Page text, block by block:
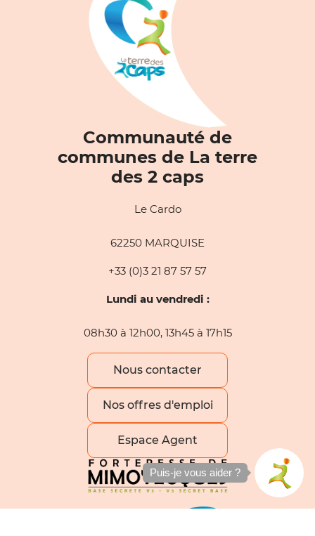
Communauté de
communes de La terre
des 2 caps
Le Cardo
62250 MARQUISE
+33 (0)3 21 87 57 57
Lundi au vendredi :
08h30 à 12h00, 13h45 à 17h15
Nous contacter
Nos offres d'emploi
Espace Agent
Puis-je vous aider ?